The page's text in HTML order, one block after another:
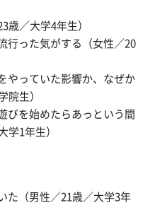
歳／大学4年生）
行った気がする（女性／20
やっていた影響か、なぜか
院生）
びを始めたらあっという間
学1年生）
た（男性／21歳／大学3年